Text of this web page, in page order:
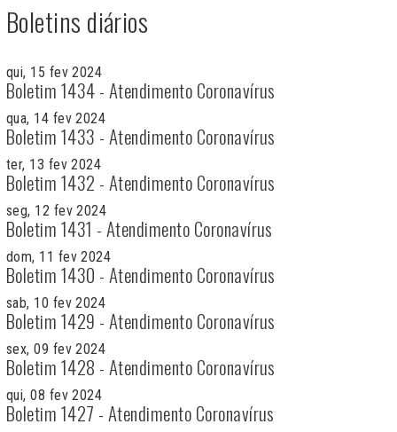
Boletins diários
qui, 15 fev 2024
Boletim 1434 - Atendimento Coronavírus
qua, 14 fev 2024
Boletim 1433 - Atendimento Coronavírus
ter, 13 fev 2024
Boletim 1432 - Atendimento Coronavírus
seg, 12 fev 2024
Boletim 1431 - Atendimento Coronavírus
dom, 11 fev 2024
Boletim 1430 - Atendimento Coronavírus
sab, 10 fev 2024
Boletim 1429 - Atendimento Coronavírus
sex, 09 fev 2024
Boletim 1428 - Atendimento Coronavírus
qui, 08 fev 2024
Boletim 1427 - Atendimento Coronavírus